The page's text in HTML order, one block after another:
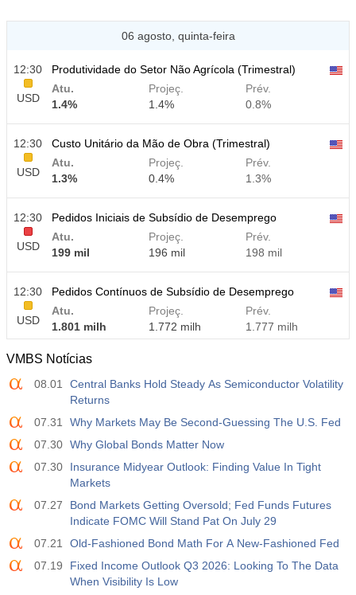
06 agosto, quinta-feira
12:30
USD
Produtividade do Setor Não Agrícola (Trimestral)
Atu.
1.4%
Projeç.
1.4%
Prév.
0.8%
12:30
USD
Custo Unitário da Mão de Obra (Trimestral)
Atu.
1.3%
Projeç.
0.4%
Prév.
1.3%
12:30
USD
Pedidos Iniciais de Subsídio de Desemprego
Atu.
199 mil
Projeç.
196 mil
Prév.
198 mil
12:30
USD
Pedidos Contínuos de Subsídio de Desemprego
Atu.
1.801 milh
Projeç.
1.772 milh
Prév.
1.777 milh
VMBS Notícias
08.01
Central Banks Hold Steady As Semiconductor Volatility
Returns
07.31
Why Markets May Be Second-Guessing The U.S. Fed
07.30 Why Global Bonds Matter Now
07.30
Insurance Midyear Outlook: Finding Value In Tight
Markets
07.27
Bond Markets Getting Oversold; Fed Funds Futures
Indicate FOMC Will Stand Pat On July 29
07.21
Old-Fashioned Bond Math For A New-Fashioned Fed
07.19
Fixed Income Outlook Q3 2026: Looking To The Data
When Visibility Is Low